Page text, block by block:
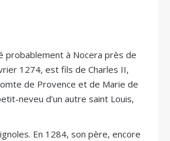
probablement à Nocera près de
1274, est fils de Charles II,
de Provence et de Marie de
neveu d’un autre saint Louis,
En 1284, son père, encore